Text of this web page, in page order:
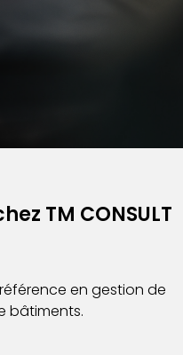
TM CONSULT
référence en gestion de
bâtiments.